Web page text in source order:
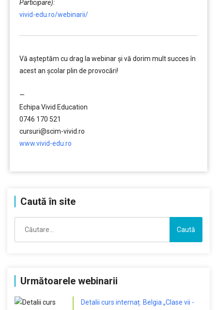
Participare):
vivid-edu.ro/webinarii/
Vă aşteptăm cu drag la webinar şi vă dorim mult succes în
acest an şcolar plin de provocări!
—
Echipa Vivid Education
0746 170 521
cursuri@scim-vivid.ro
www.vivid-edu.ro
Caută în site
după:
Următoarele webinarii
Detalii curs internaț. Belgia „Clase vii -